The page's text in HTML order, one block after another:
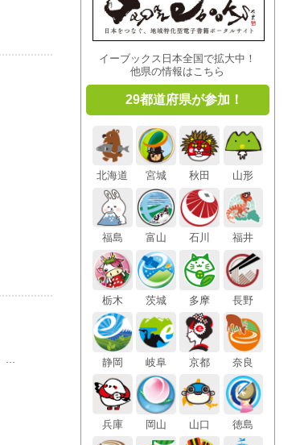
イーブックス日本全国で拡大中！
他県の情報はこちら
29都道府県が参加！
北海道 宮城 秋田 山形
福島 富山 石川 福井
栃木 茨城 多摩 長野
静岡 岐阜 京都 奈良
兵庫 岡山 山口 徳島